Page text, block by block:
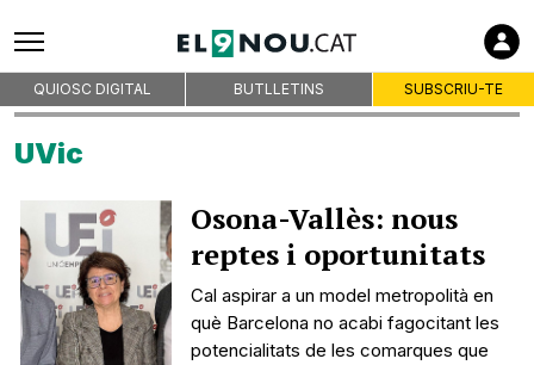
QUIOSC DIGITAL BUTLLETINS SUBSCRIU-TE
UVic
Osona-Vallès: nous
reptes i oportunitats
Cal aspirar a un model metropolità en
què Barcelona no acabi fagocitant les
potencialitats de les comarques que